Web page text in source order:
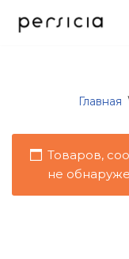
Главная
Товаров,
не